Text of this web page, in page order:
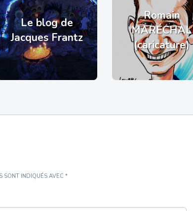
Le blog de
Jacques Frantz
Romain
MARÉCHAL
(caricature)
SONT INDIQUÉS AVEC *